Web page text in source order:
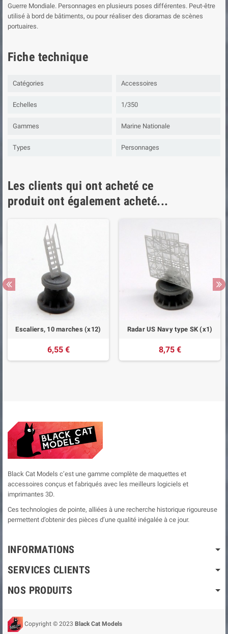
Guerre Mondiale. Personnages en plusieurs poses différentes. Peut-être
utilisé à bord de bâtiments, ou pour réaliser des dioramas de scènes
portuaires.
Fiche technique
Catégories Accessoires
Echelles 1/350
Gammes Marine Nationale
Types Personnages
Les clients qui ont acheté ce
produit ont également acheté...
Escaliers, 10 marches (x12)
6,55 €
Radar US Navy type SK (x1)
8,75 €
Black Cat Models c’est une gamme complète de maquettes et
accessoires conçus et fabriqués avec les meilleurs logiciels et
imprimantes 3D.
Ces technologies de pointe, alliées à une recherche historique rigoureuse
permettent d’obtenir des pièces d’une qualité inégalée à ce jour.
INFORMATIONS
SERVICES CLIENTS
NOS PRODUITS
Copyright © 2023 Black Cat Models